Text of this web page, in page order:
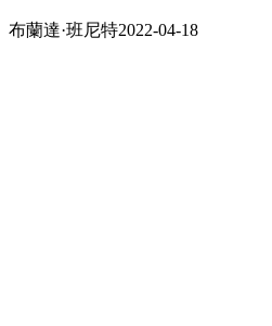
布蘭達·班尼​​特2022-04-18